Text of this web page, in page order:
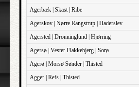
Agerbæk | Skast | Ribe
Agerskov | Nørre Rangstrup | Haderslev
Agersted | Dronninglund | Hjørring
Agersø | Vester Flakkebjerg | Sorø
Agerø | Morsø Sønder | Thisted
Agger | Refs | Thisted